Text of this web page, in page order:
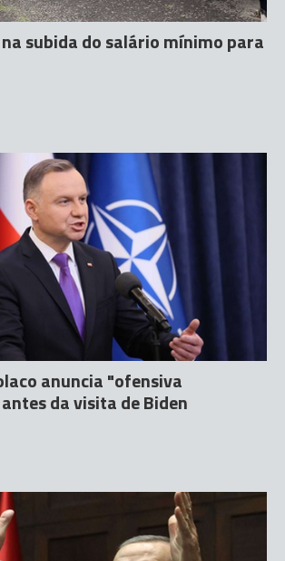
subida do salário mínimo para
anuncia "ofensiva
da visita de Biden